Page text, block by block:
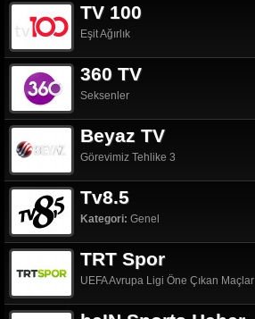
TV 100
Eşit Ağırlık
360 TV
Seksenler
Beyaz TV
Görevimiz Tehlike 3
Tv8.5
Kategori: Genel
TRT Spor
UEFA Avrupa Ligi Öne Çıkan Maçlar